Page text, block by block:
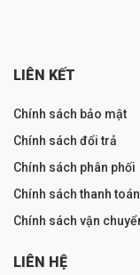
LIÊN KẾT
Chính sách bảo mật
Chính sách đổi trả
Chính sách phân phối
Chính sách thanh toán
Chính sách vận
LIÊN HỆ